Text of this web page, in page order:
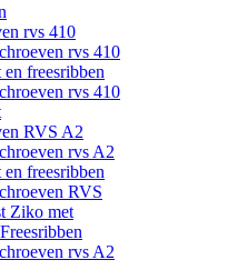
rvs 410
rvs 410
freesribben
rvs 410
RVS A2
rvs A2
freesribben
RVS
Ziko met
rvs A2